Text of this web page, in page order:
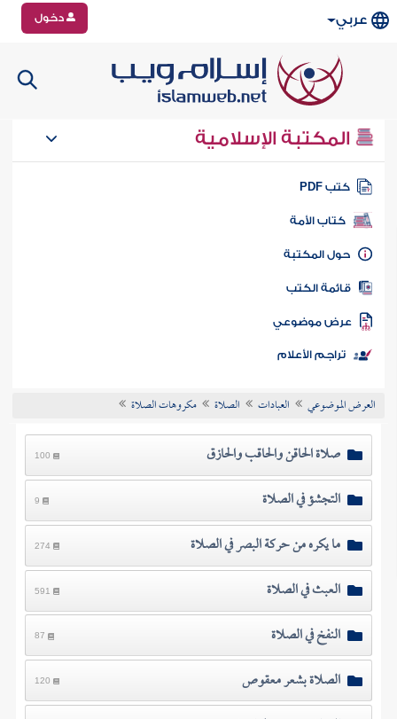
عربي دخول
المكتبة الإسلامية
كتب PDF
كتاب الأمة
المكتبة
الكتب
موضوعي
تراجم الأعلام
العرض الموضوعي العبادات الصلاة مكروهات الصلاة
صلاة الحاقن والحاقب والحازق 100
التجشؤ في الصلاة 9
ما يكره من حركة البصر في الصلاة 274
العبث في الصلاة 591
النفخ في الصلاة 87
الصلاة بشعر معقوص 120